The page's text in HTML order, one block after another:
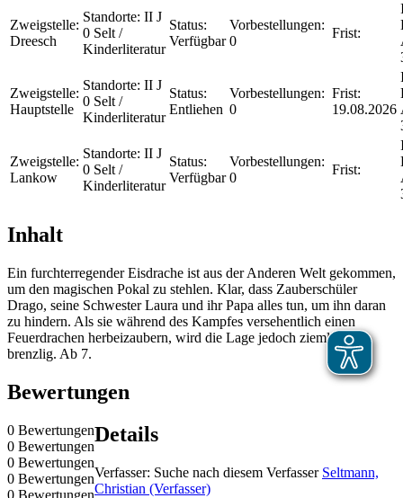
Zweigstelle:
Dreesch
Standorte: II J
0 Selt /
Kinderliteratur
Status:
Verfügbar
Vorbestellungen:
0
Frist:
Zweigstelle:
Hauptstelle
Standorte: II J
0 Selt /
Kinderliteratur
Status:
Entliehen
Vorbestellungen:
0
Frist:
19.08.2026
Zweigstelle:
Lankow
Standorte: II J
0 Selt /
Kinderliteratur
Status:
Verfügbar
Vorbestellungen:
0
Frist:
Inhalt
Ein furchterregender Eisdrache ist aus der Anderen Welt gekommen,
um den magischen Pokal zu stehlen. Klar, dass Zauberschüler
Drago, seine Schwester Laura und ihr Papa alles tun, um ihn daran
zu hindern. Als sie während des Kampfes versehentlich einen
Feuerdrachen herbeizaubern, wird die Lage jedoch ziemlich
brenzlig. Ab 7.
Bewertungen
0 Bewertungen
0 Bewertungen
0 Bewertungen
0 Bewertungen
0 Bewertungen
Details
Verfasser: Suche nach diesem Verfasser Seltmann,
Christian (Verfasser)